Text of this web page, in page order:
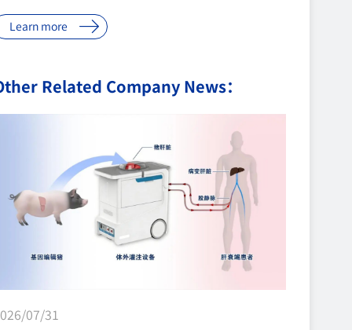
……不断在前沿领域取得突破深耕同种移植领域创
年龄(3岁)最小的活体肝移植手术 2006年国内首例
世界第二例）异体颜面移植术 2008年国内首例肝
肾同期联合移植术 2012年全国首例非亲缘性部分
体小肠移植 2013年亚洲首例、世界第5例同卵双生
妹活体小肠移植手术 2015年国内首例人子宫移植
项项国内外首例首创技术镌刻下攀逐的步履一次次
新探索凝聚着多学科专...
Learn more
Related Company News：
07/31